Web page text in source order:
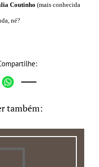
Coutinho (mais conhecida
né?
também: